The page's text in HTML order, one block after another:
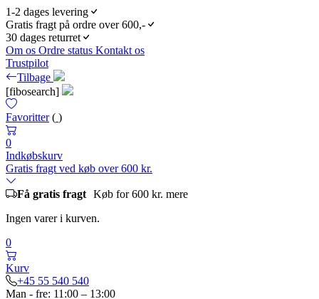
1-2 dages levering
Gratis fragt på ordre over 600,-
30 dages returret
Om os Ordre status Kontakt os
Trustpilot
Tilbage
[fibosearch]
Favoritter( )
0
Indkøbskurv
Gratis fragt ved køb over 600 kr.
Få gratis fragt Køb for 600 kr. mere
Ingen varer i kurven.
0
Kurv
+45 55 540 540
Man - fre: 11:00 – 13:00